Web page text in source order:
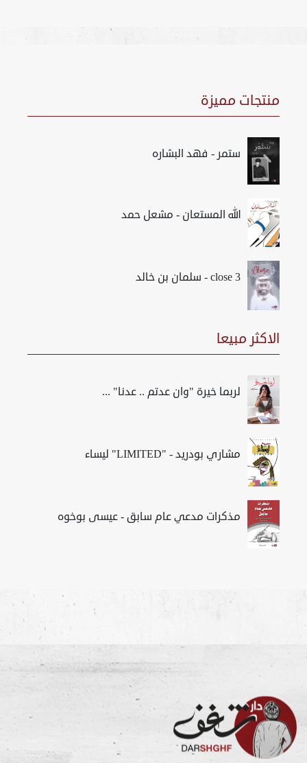
منتجات مميزة
ستمر - فهد البشاره
الله المستعان - مشعل حمد
close 3 - سلمان بن خالد
الاكثر مبيعا
لربما خيرة "وان عدتم .. عدنا" ...
مشاري بودريد - "LIMITED" ليساء
مذكرات مدعي عام سابق - عيسى بوخوه